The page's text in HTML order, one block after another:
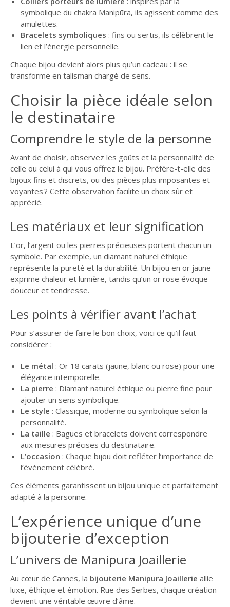
symbolique du chakra Manipūra, ils agissent comme des
amulettes.
Bracelets symboliques : fins ou sertis, ils célèbrent le
lien et l’énergie personnelle.
Chaque bijou devient alors plus qu’un cadeau : il se
transforme en talisman chargé de sens.
Choisir la pièce idéale selon
le destinataire
Comprendre le style de la personne
Avant de choisir, observez les goûts et la personnalité de
celle ou celui à qui vous offrez le bijou. Préfère-t-elle des
bijoux fins et discrets, ou des pièces plus imposantes et
voyantes ? Cette observation facilite un choix sûr et
apprécié.
Les matériaux et leur signification
L’or, l’argent ou les pierres précieuses portent chacun un
symbole. Par exemple, un diamant naturel éthique
représente la pureté et la durabilité. Un bijou en or jaune
exprime chaleur et lumière, tandis qu’un or rose évoque
douceur et tendresse.
Les points à vérifier avant l’achat
Pour s’assurer de faire le bon choix, voici ce qu’il faut
considérer :
Le métal : Or 18 carats (jaune, blanc ou rose) pour une
élégance intemporelle.
La pierre : Diamant naturel éthique ou pierre fine pour
ajouter un sens symbolique.
Le style : Classique, moderne ou symbolique selon la
personnalité.
La taille : Bagues et bracelets doivent correspondre
aux mesures précises du destinataire.
L’occasion : Chaque bijou doit refléter l’importance de
l’événement célébré.
Ces éléments garantissent un bijou unique et parfaitement
adapté à la personne.
L’expérience unique d’une
bijouterie d’exception
L’univers de Manipura Joaillerie
Au cœur de Cannes, la bijouterie Manipura Joaillerie allie
luxe, éthique et émotion. Rue des Serbes, chaque création
devient une véritable œuvre d’âme.